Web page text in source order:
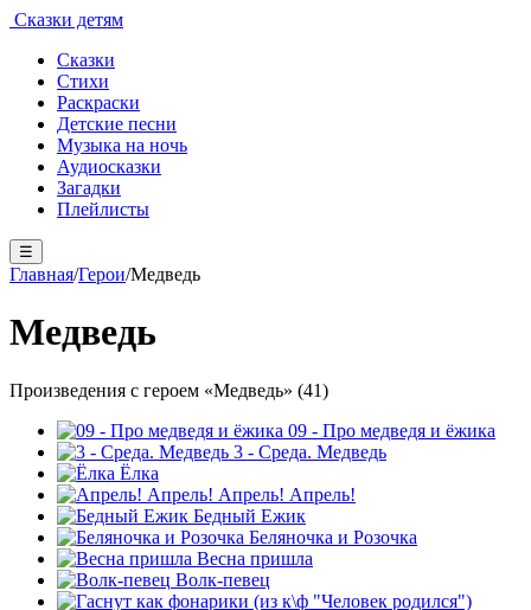
Сказки детям
Сказки
Стихи
Раскраски
Детские песни
Музыка на ночь
Аудиосказки
Загадки
Плейлисты
☰
Главная/Герои/Медведь
Медведь
Произведения с героем «Медведь» (41)
09 - Про медведя и ёжика
3 - Среда. Медведь
Ёлка
Апрель! Апрель!
Бедный Ежик
Беляночка и Розочка
Весна пришла
Волк-певец